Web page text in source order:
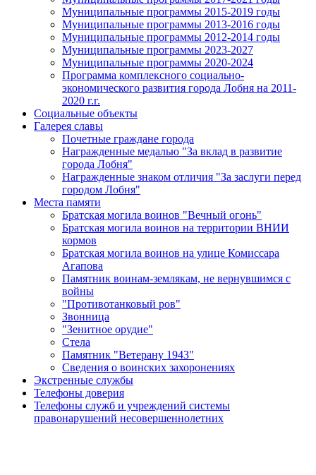
Муниципальные программы 2015-2019 годы
Муниципальные программы 2013-2016 годы
Муниципальные программы 2012-2014 годы
Муниципальные программы 2023-2027
Муниципальные программы 2020-2024
Программа комплексного социально-
экономического развития города Лобня на 2011-
2020 г.г.
Социальные объекты
Галерея славы
Почетные граждане города
Награжденные медалью "За вклад в развитие
города Лобня"
Награжденные знаком отличия "За заслуги перед
городом Лобня"
Места памяти
Братская могила воинов "Вечный огонь"
Братская могила воинов на территории ВНИИ
кормов
Братская могила воинов на улице Комиссара
Агапова
Памятник воинам-землякам, не вернувшимся с
войны
"Противотанковый ров"
Звонница
"Зенитное орудие"
Cтела
Памятник "Ветерану 1943"
Сведения о воинских захоронениях
Экстренные службы
Телефоны доверия
Телефоны служб и учреждений системы
правонарушений несовершеннолетних